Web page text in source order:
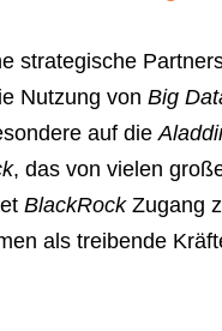
strategische
Nutzung von Big
auf die
, das von vielen
BlackRockZugang
als treibende